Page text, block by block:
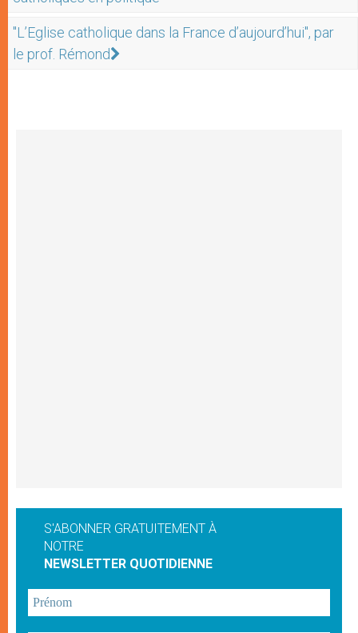
"L’Eglise catholique dans la France d’aujourd’hui", par
le prof. Rémond
S'ABONNER GRATUITEMENT À
NOTRE
NEWSLETTER QUOTIDIENNE